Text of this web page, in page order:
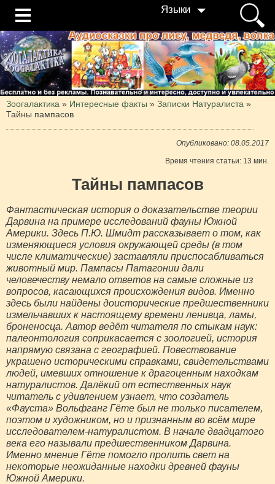
Языки
Зоогалактика » Интересные факты » Записки Натуралиста »
Тайны пампасов
Опубликовано: 08.05.2017
Время чтения статьи: 13 мин.
Тайны пампасов
Фантастическая история о доказательстве теории
Дарвина на примере исследований фауны Южной
Америки. Здесь П.Ю. Шмидт рассказывает о том, как
изменяющиеся условия окружающей среды (в том
числе климатические) заставляли приспосабливаться
животный мир. Пампасы Патагонии дали
человечеству немало ответов на самые сложные из
вопросов, касающихся происхождения видов. Именно
здесь были найдены доисторические предшественники
измельчавших к настоящему времени ленивца, ламы,
броненосца. Автор ведёт читателя по стыкам наук:
палеонтология соприкасается с зоологией, история
напрямую связана с географией. Повествование
украшено историческими справками, свидетельствами
людей, имевших отношение к драгоценным находкам
натуралистов. Далёкий от естественных наук
читатель с удивлением узнает, что создатель
«Фауста» Вольфганг Гёте был не только писателем,
поэтом и художником, но и признанным во всём мире
исследователем-натуралистом. В начале двадцатого
века его называли предшественником Дарвина.
Именно мнение Гёте помогло пролить свет на
некоторые неожиданные находки древней фауны
Южной Америки.